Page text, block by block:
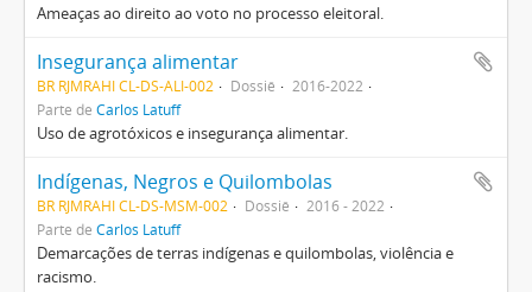
Ameaças ao direito ao voto no processo eleitoral.
Insegurança alimentar
BR RJMRAHI CL-DS-ALI-002 Dossiê
2016-2022
Parte de Carlos Latuff
Uso de agrotóxicos e insegurança alimentar.
Indígenas, Negros e Quilombolas
BR RJMRAHI CL-DS-MSM-002 Dossiê
2016 - 2022
Parte de Carlos Latuff
Demarcações de terras indígenas e quilombolas, violência e
racismo.